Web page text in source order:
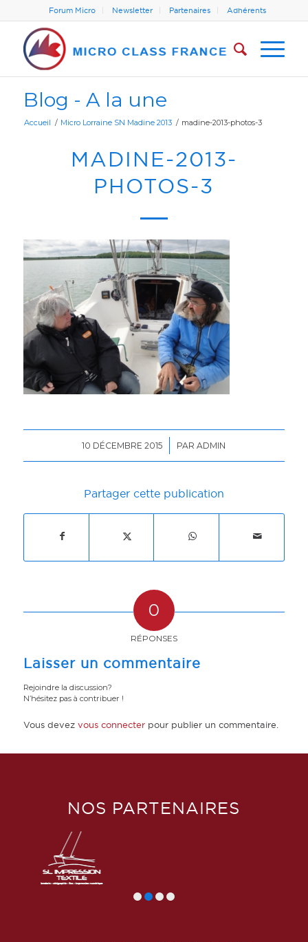
Forum Micro Newsletter Partenaires Adhérents
Blog - A la une
Accueil / Micro Lorraine SN Madine 2013 / madine-2013-photos-3
MADINE-2013-
PHOTOS-3
10 DÉCEMBRE 2015
/ PARADMIN
Partager cette publication
0
RÉPONSES
Laisser un commentaire
Rejoindre la discussion?
N’hésitez pas à contribuer !
Vous devez vous connecterpour publier un commentaire.
NOS PARTENAIRES